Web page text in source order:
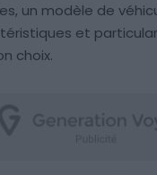
un modèle de
et
choix.